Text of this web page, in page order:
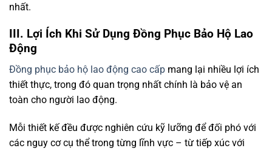
nhất.
III. Lợi Ích Khi Sử Dụng Đồng Phục Bảo Hộ Lao
Động
Đồng phục bảo hộ lao động cao cấp mang lại nhiều lợi ích
thiết thực, trong đó quan trọng nhất chính là bảo vệ an
toàn cho người lao động.
Mỗi thiết kế đều được nghiên cứu kỹ lưỡng để đối phó với
các nguy cơ cụ thể trong từng lĩnh vực – từ tiếp xúc với